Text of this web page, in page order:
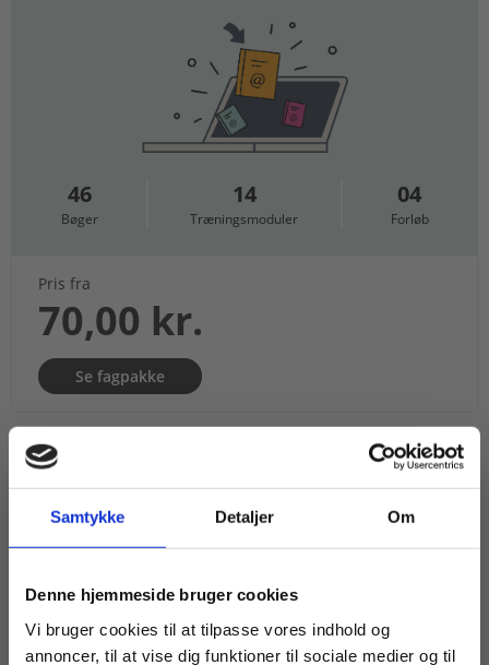
Samtykke Detaljer Om
Denne hjemmeside bruger cookies
Vi bruger cookies til at tilpasse vores indhold og
annoncer, til at vise dig funktioner til sociale medier og til
46
Bøger
14
Træningsmoduler
04
Forløb
Pris fra
70,00 kr.
Se fagpakke
– FYSIKFORLAGET (LMFK)
Denne titel indgår ifagpakken til fysik
På mange måder er moderne fysik en kæmpe
Køb læremidler og find masterclasses mm.
Fortsæt som: